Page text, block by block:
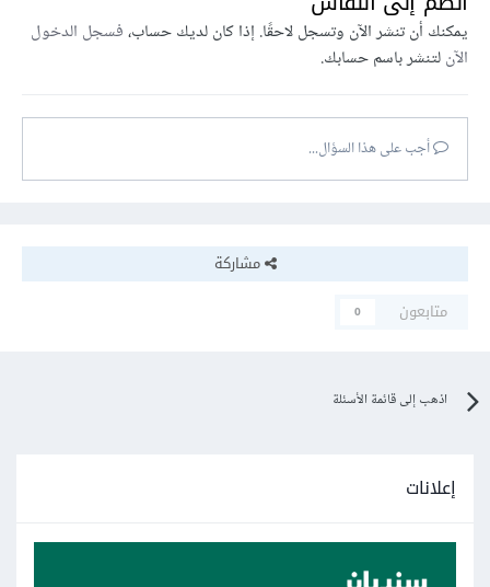
يمكنك أن تنشر الآن وتسجل لاحقًا. إذا كان لديك حساب،فسجل الدخول
الآنلتنشر باسم حسابك.
أجب على هذا السؤال...
مشاركة
متابعون
0
اذهب إلى قائمة الأسئلة
إعلانات